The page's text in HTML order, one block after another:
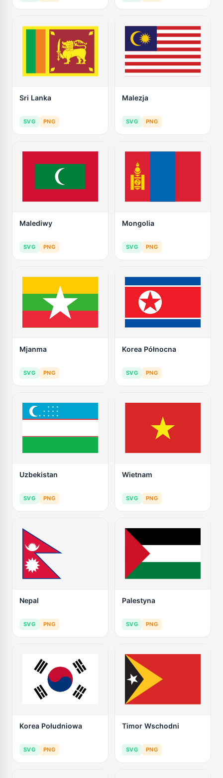
Sri Lanka
SVG PNG
Malezja
SVG PNG
Malediwy
SVG PNG
Mongolia
SVG PNG
Mjanma
SVG PNG
Korea Północna
SVG PNG
Uzbekistan
SVG PNG
Wietnam
SVG PNG
Nepal
SVG PNG
Palestyna
SVG PNG
Korea Południowa
SVG PNG
Timor Wschodni
SVG PNG